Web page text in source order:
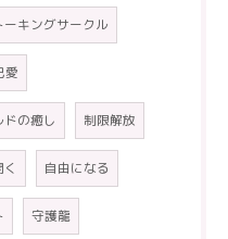
キングサークル
愛
の癒し 制限解放
自由になる
守護龍